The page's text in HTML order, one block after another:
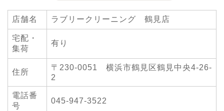
店舗名 ラブリークリーニング 鶴見店
宅配・
集荷
有り
住所
〒230-0051 横浜市鶴見区鶴見中央4-26-
2
電話番
号
045-947-3522